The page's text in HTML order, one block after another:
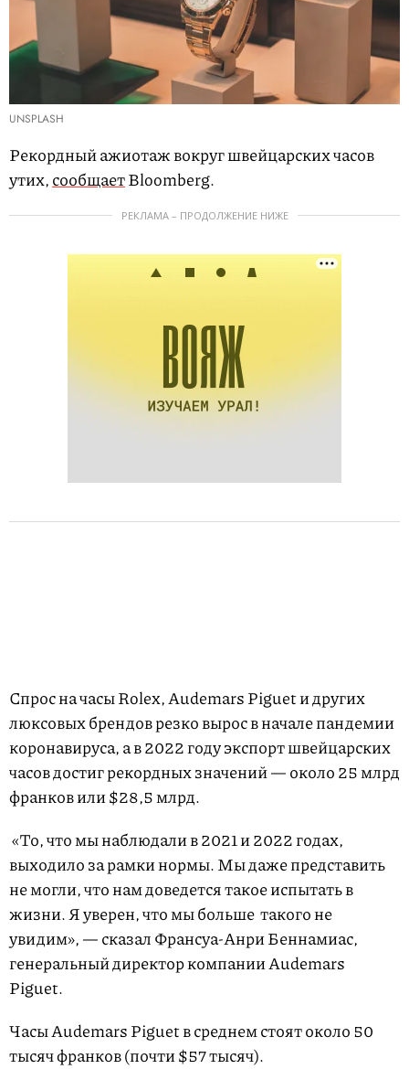
UNSPLASH
Рекордный ажиотаж вокруг швейцарских часов
утих,сообщаетВloomberg.
РЕКЛАМА – ПРОДОЛЖЕНИЕ НИЖЕ
Спрос на часы Rolex, Audemars Piguet и других
люксовых брендов резко вырос в начале пандемии
коронавируса, а в 2022 году экспорт швейцарских
часов достиг рекордных значений — около 25 млрд
франков или $28,5 млрд.
«То, что мы наблюдали в 2021 и 2022 годах,
выходило за рамки нормы. Мы даже представить
не могли, что нам доведется такое испытать в
жизни. Я уверен, что мы больше такого не
увидим», — сказал Франсуа-Анри Беннамиас,
генеральный директор компании Audemars
Piguet.
Часы Audemars Piguet в среднем стоят около 50
тысяч франков (почти $57 тысяч).